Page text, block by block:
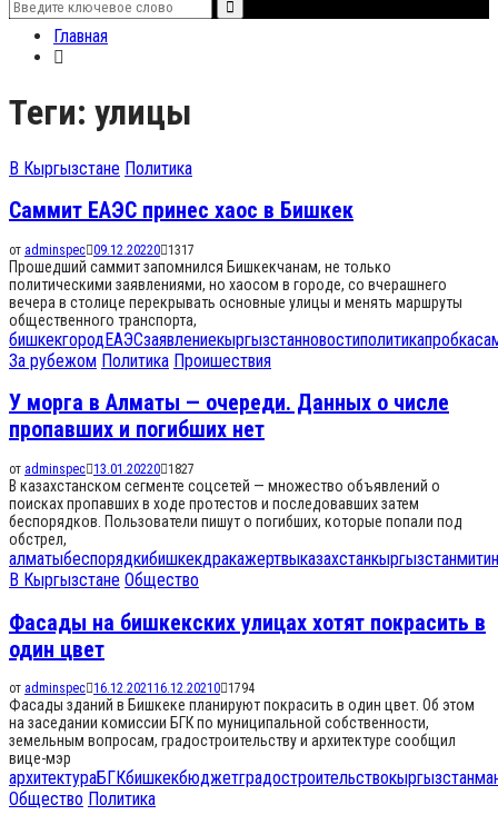
Search
for:
Search
Главная
Теги: улицы
В Кыргызстане Политика
Саммит ЕАЭС принес хаос в Бишкек
от adminspec 09.12.20220 1317
Прошедший саммит запомнился Бишкекчанам, не только
политическими заявлениями, но хаосом в городе, со вчерашнего
вечера в столице перекрывать основные улицы и менять маршруты
общественного транспорта,
бишкекгородЕАЭСзаявлениекыргызстанновостиполитикапробка
За рубежом Политика Проишествия
У морга в Алматы — очереди. Данных о числе
пропавших и погибших нет
от adminspec 13.01.20220 1827
В казахстанском сегменте соцсетей — множество объявлений о
поисках пропавших в ходе протестов и последовавших затем
беспорядков. Пользователи пишут о погибших, которые попали под
обстрел,
алматыбеспорядкибишкекдракажертвыказахстанкыргызстан
В Кыргызстане Общество
Фасады на бишкекских улицах хотят покрасить в
один цвет
от adminspec 16.12.2021 16.12.20210 1794
Фасады зданий в Бишкеке планируют покрасить в один цвет. Об этом
на заседании комиссии БГК по муниципальной собственности,
земельным вопросам, градостроительству и архитектуре сообщил
вице-мэр
архитектураБГКбишкекбюджетградостроительствокыргызстан
Общество Политика